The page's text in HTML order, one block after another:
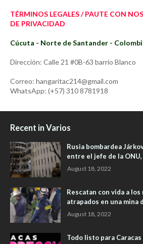
TÉRMINOS LEGALES / PAUTE CON
DE PRIVACIDAD
Cúcuta - Norte de Santander -
Dirección: Calle 21 #0B-63 barrio Blanco
Correo: hangaritac214@gmail.com
WhatsApp: (+57) 310 8781918
Recent in Varios
Rusia bombardea
entre el jefe de la
August 18, 2022
Rescatan con vida a
atrapados en una mina
August 18, 2022
Todo listo para